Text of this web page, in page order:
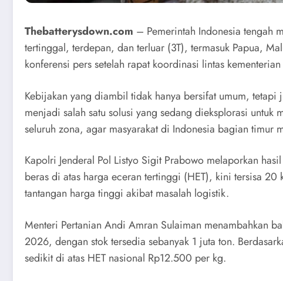
Thebatterysdown.com – Pemerintah Indonesia tengah
tertinggal, terdepan, dan terluar (3T), termasuk Papua,
konferensi pers setelah rapat koordinasi lintas
Kebijakan yang diambil tidak hanya bersifat umum,
menjadi salah satu solusi yang sedang dieksplorasi
seluruh zona, agar masyarakat di Indonesia bagian timur
Kapolri Jenderal Pol Listyo Sigit Prabowo melaporkan
beras di atas harga eceran tertinggi (HET), kini tersisa
tantangan harga tinggi akibat masalah logistik.
Menteri Pertanian Andi Amran Sulaiman menambahkan
2026, dengan stok tersedia sebanyak 1 juta ton.
sedikit di atas HET nasional Rp12.500 per kg.